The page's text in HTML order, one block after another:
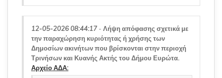
12-05-2026 08:44:17 - Λήψη απόφασης σχετικά με
την παραχώρηση κυριότητας ή χρήσης των
Δημοσίων ακινήτων που βρίσκονται στην περιοχή
Τρινήσων και Κυανής Ακτής του Δήμου Ευρώτα.
Αρχείο ΑΔΑ: